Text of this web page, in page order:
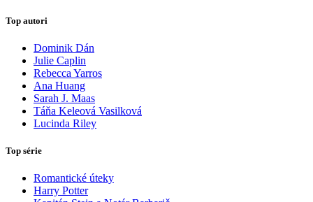
Top autori
Dominik Dán
Julie Caplin
Rebecca Yarros
Ana Huang
Sarah J. Maas
Táňa Keleová Vasilková
Lucinda Riley
Top série
Romantické úteky
Harry Potter